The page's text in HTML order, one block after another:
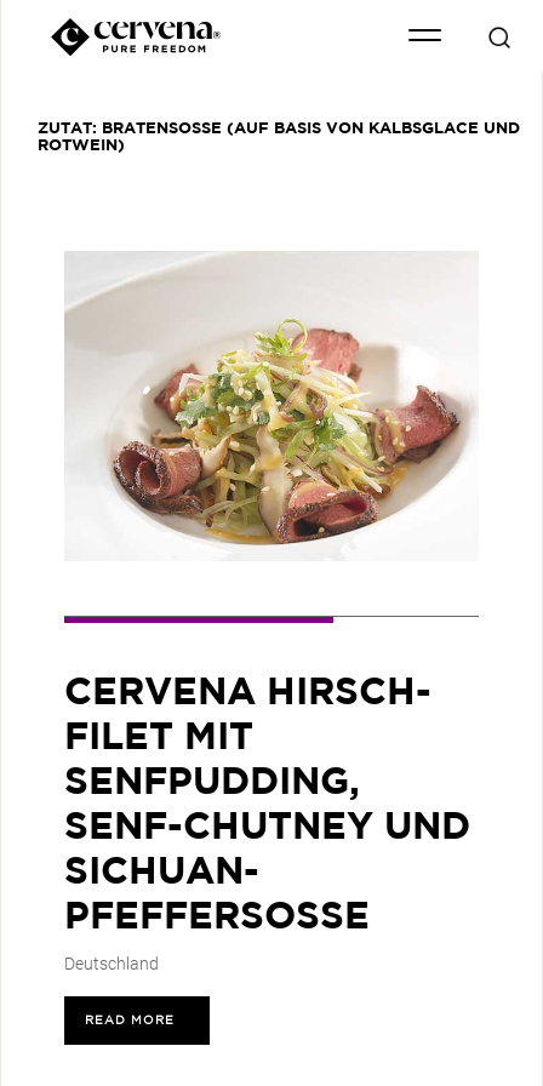
ZUTAT:
BRATENSOSSE (AUF BASIS VON KALBSGLACE UND R
OTWEIN)
CERVENA HIRSCH-
FILET MIT
SENFPUDDING,
SENF-CHUTNEY UND
SICHUAN-
PFEFFERSOSSE
Deutschland
READ MORE